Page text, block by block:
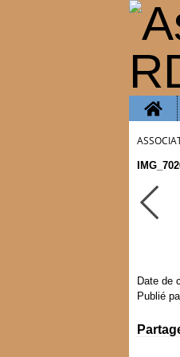
Home
Date de
Publié